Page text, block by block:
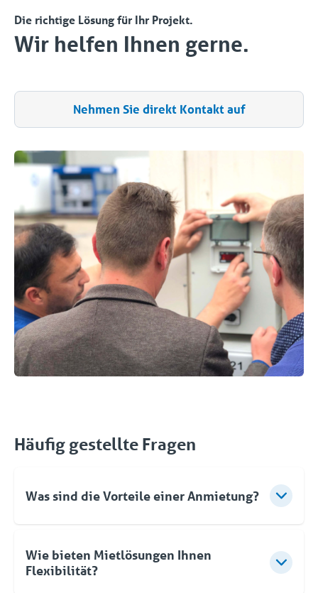
Die richtige Lösung für Ihr Projekt.
Wir helfen Ihnen gerne.
Nehmen Sie direkt Kontakt auf
Häufig gestellte Fragen
Was sind die Vorteile einer Anmietung?
sie benötigen. Sie mieten für den Zeitraum, den Sie
wünschen.
Wie bieten Mietlösungen Ihnen
Flexibilität?